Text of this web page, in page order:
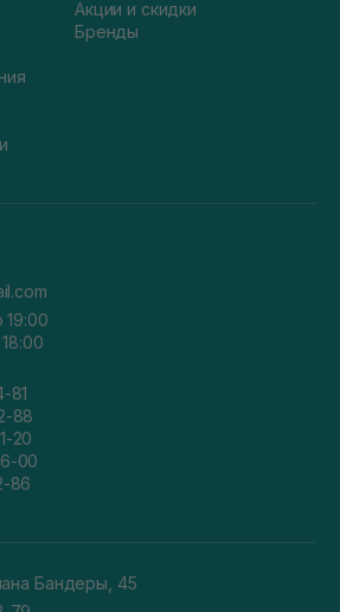
Акции и скидки
Бренды
19:00
81
88
20
00
86
Бандеры, 45